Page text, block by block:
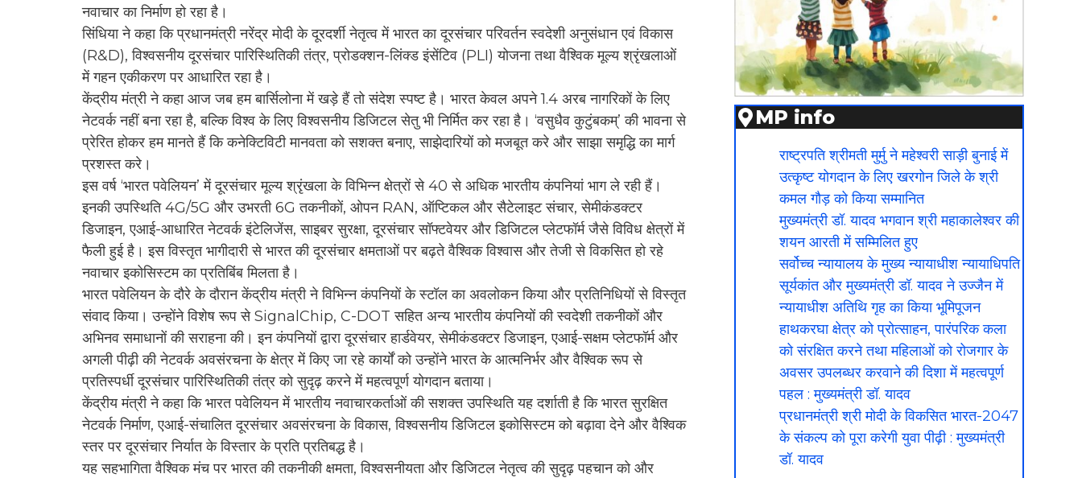
नवाचार का निर्माण हो रहा है।
सिंधिया ने कहा कि प्रधानमंत्री नरेंद्र मोदी के दूरदर्शी नेतृत्व में भारत का दूरसंचार परिवर्तन स्वदेशी अनुसंधान एवं विकास
(R&D), विश्वसनीय दूरसंचार पारिस्थितिकी तंत्र, प्रोडक्शन-लिंक्ड इंसेंटिव (PLI) योजना तथा वैश्विक मूल्य श्रृंखलाओं
में गहन एकीकरण पर आधारित रहा है।
केंद्रीय मंत्री ने कहा आज जब हम बार्सिलोना में खड़े हैं तो संदेश स्पष्ट है। भारत केवल अपने 1.4 अरब नागरिकों के लिए
नेटवर्क नहीं बना रहा है, बल्कि विश्व के लिए विश्वसनीय डिजिटल सेतु भी निर्मित कर रहा है। ‘वसुधैव कुटुंबकम्’ की भावना से
प्रेरित होकर हम मानते हैं कि कनेक्टिविटी मानवता को सशक्त बनाए, साझेदारियों को मजबूत करे और साझा समृद्धि का मार्ग
प्रशस्त करे।
इस वर्ष ‘भारत पवेलियन’ में दूरसंचार मूल्य श्रृंखला के विभिन्न क्षेत्रों से 40 से अधिक भारतीय कंपनियां भाग ले रही हैं।
इनकी उपस्थिति 4G/5G और उभरती 6G तकनीकों, ओपन RAN, ऑप्टिकल और सैटेलाइट संचार, सेमीकंडक्टर
डिजाइन, एआई-आधारित नेटवर्क इंटेलिजेंस, साइबर सुरक्षा, दूरसंचार सॉफ्टवेयर और डिजिटल प्लेटफॉर्म जैसे विविध क्षेत्रों में
फैली हुई है। इस विस्तृत भागीदारी से भारत की दूरसंचार क्षमताओं पर बढ़ते वैश्विक विश्वास और तेजी से विकसित हो रहे
नवाचार इकोसिस्टम का प्रतिबिंब मिलता है।
भारत पवेलियन के दौरे के दौरान केंद्रीय मंत्री ने विभिन्न कंपनियों के स्टॉल का अवलोकन किया और प्रतिनिधियों से विस्तृत
संवाद किया। उन्होंने विशेष रूप से SignalChip, C-DOT सहित अन्य भारतीय कंपनियों की स्वदेशी तकनीकों और
अभिनव समाधानों की सराहना की। इन कंपनियों द्वारा दूरसंचार हार्डवेयर, सेमीकंडक्टर डिजाइन, एआई-सक्षम प्लेटफॉर्म और
अगली पीढ़ी की नेटवर्क अवसंरचना के क्षेत्र में किए जा रहे कार्यों को उन्होंने भारत के आत्मनिर्भर और वैश्विक रूप से
प्रतिस्पर्धी दूरसंचार पारिस्थितिकी तंत्र को सुदृढ़ करने में महत्वपूर्ण योगदान बताया।
केंद्रीय मंत्री ने कहा कि भारत पवेलियन में भारतीय नवाचारकर्ताओं की सशक्त उपस्थिति यह दर्शाती है कि भारत सुरक्षित
नेटवर्क निर्माण, एआई-संचालित दूरसंचार अवसंरचना के विकास, विश्वसनीय डिजिटल इकोसिस्टम को बढ़ावा देने और वैश्विक
स्तर पर दूरसंचार निर्यात के विस्तार के प्रति प्रतिबद्ध है।
यह सहभागिता वैश्विक मंच पर भारत की तकनीकी क्षमता, विश्वसनीयता और डिजिटल नेतृत्व की सुदृढ़ पहचान को और
MP info
राष्ट्रपति श्रीमती मुर्मु ने महेश्वरी साड़ी बुनाई में
उत्कृष्ट योगदान के लिए खरगोन जिले के श्री
कमल गौड़ को किया सम्मानित
मुख्यमंत्री डॉ. यादव भगवान श्री महाकालेश्‍वर की
शयन आरती में सम्मिलित हुए
सर्वोच्च न्यायालय के मुख्‍य न्‍यायाधीश न्यायाधिपति
सूर्यकांत और मुख्यमंत्री डॉ. यादव ने उज्जैन में
न्यायाधीश अतिथि गृह का किया भूमिपूजन
हाथकरघा क्षेत्र को प्रोत्साहन, पारंपरिक कला
को संरक्षित करने तथा महिलाओं को रोजगार के
अवसर उपलब्धर करवाने की दिशा में महत्वपूर्ण
पहल : मुख्यमंत्री डॉ. यादव
प्रधानमंत्री श्री मोदी के विकसित भारत-2047
के संकल्प को पूरा करेगी युवा पीढ़ी : मुख्यमंत्री
डॉ. यादव